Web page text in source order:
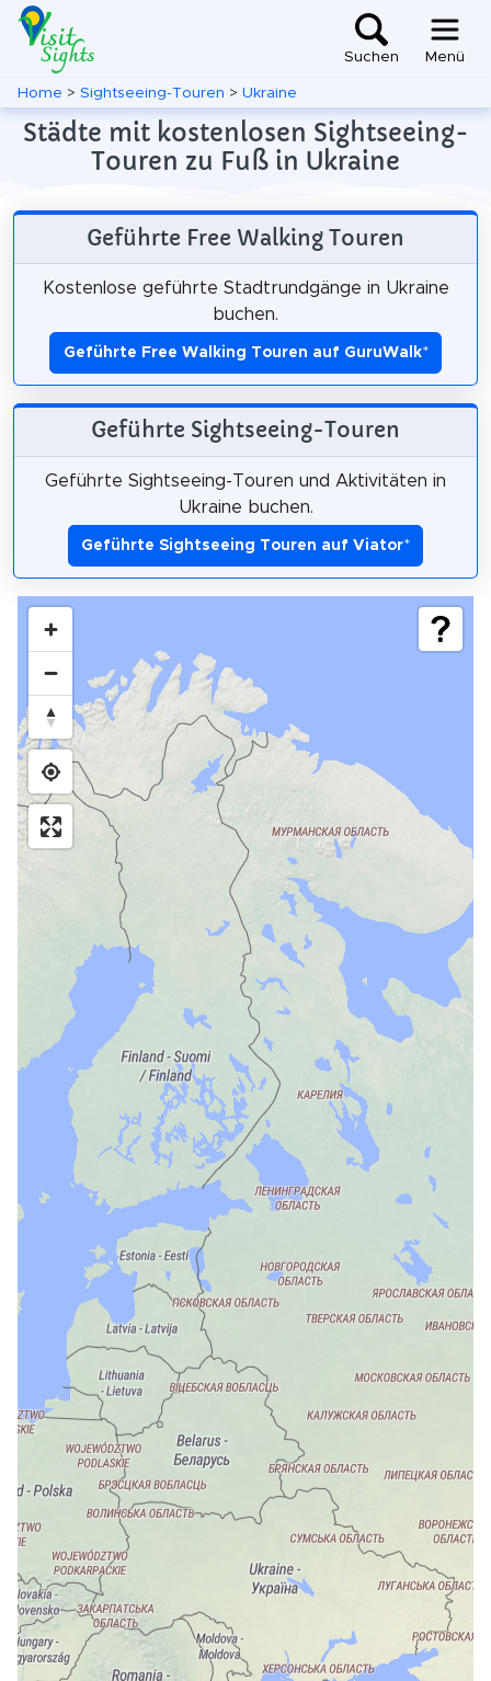
Suchen Menü
Home > Sightseeing-Touren > Ukraine
Städte mit kostenlosen Sightseeing-
Touren zu Fuß in Ukraine
Geführte Free Walking Touren
Kostenlose geführte Stadtrundgänge in Ukraine
buchen.
Geführte Free Walking Touren auf GuruWalk*
Geführte Sightseeing-Touren
Geführte Sightseeing-Touren und Aktivitäten in
Ukraine buchen.
Geführte Sightseeing Touren auf Viator*